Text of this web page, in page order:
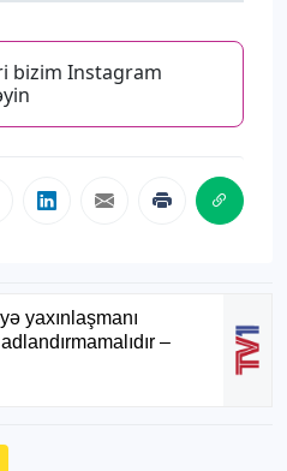
bizim Instagram